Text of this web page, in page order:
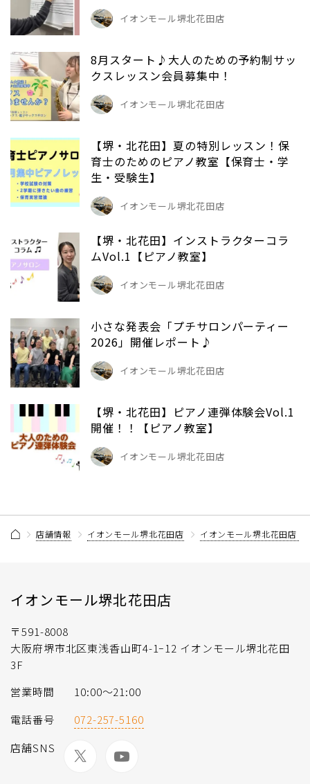
イオンモール堺北花田店
8月スタート♪大人のための予約制サッ
クスレッスン会員募集中！
イオンモール堺北花田店
【堺・北花田】夏の特別レッスン！保
育士のためのピアノ教室【保育士・学
生・受験生】
イオンモール堺北花田店
【堺・北花田】インストラクターコラ
ムVol.1【ピアノ教室】
イオンモール堺北花田店
小さな発表会「プチサロンパーティー
2026」開催レポート♪
イオンモール堺北花田店
【堺・北花田】ピアノ連弾体験会Vol.1
開催！！【ピアノ教室】
イオンモール堺北花田店
店舗情報 イオンモール堺北花田店 イオンモール堺北花田店
イオンモール堺北花田店
〒591-8008
大阪府堺市北区東浅香山町4-1ｰ12 イオンモール堺北花田
3F
営業時間
10:00〜21:00
電話番号
072-257-5160
店舗SNS